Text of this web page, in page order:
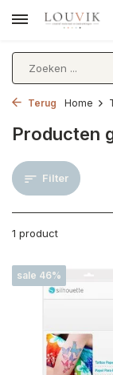
Terug Home
Producten
Filter
1 product
sale 46%